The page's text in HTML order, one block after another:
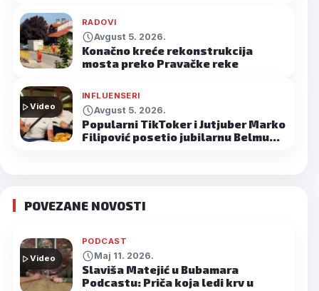
RADOVI
Avgust 5. 2026.
Konačno kreće rekonstrukcija
mosta preko Pravačke reke
Video
INFLUENSERI
Avgust 5. 2026.
Popularni TikToker i Jutjuber Marko
Filipović posetio jubilarnu Belmu…
POVEZANE NOVOSTI
Video
PODCAST
Maj 11. 2026.
Slaviša Matejić u Bubamara
Podcastu: Priča koja ledi krv u